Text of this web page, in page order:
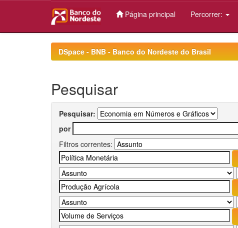
Página principal Percorrer:
DSpace - BNB - Banco do Nordeste do Brasil
Pesquisar
Pesquisar:
por
Filtros correntes: